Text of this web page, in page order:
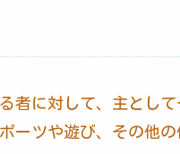
者に対して、主とし
ーツや遊び、その他